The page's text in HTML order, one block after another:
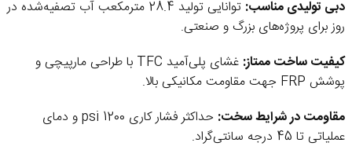
دبی تولیدی مناسب:
توانایی تولید 28.4 مترمکعب آب تصفیه‌شده در
روز برای پروژه‌های بزرگ و صنعتی.
کیفیت ساخت ممتاز:
غشای پلی‌آمید TFC با طراحی مارپیچی و
پوشش FRP جهت مقاومت مکانیکی بالا.
مقاومت در شرایط سخت:
حداکثر فشار کاری 1200 psi و دمای
عملیاتی تا 45 درجه سانتی‌گراد.